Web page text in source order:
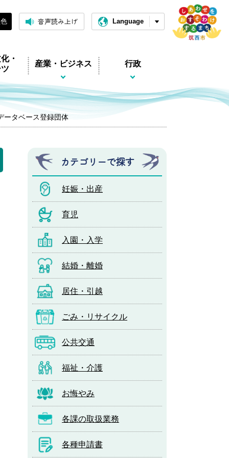
音声読み上げ Language
・
産業・ビジネス 行政
ータベース登録団体
カテゴリーで探す
妊娠・出産
育児
入園・入学
結婚・離婚
居住・引越
ごみ・リサイクル
公共交通
福祉・介護
お悔やみ
各課の取扱業務
各種申請書